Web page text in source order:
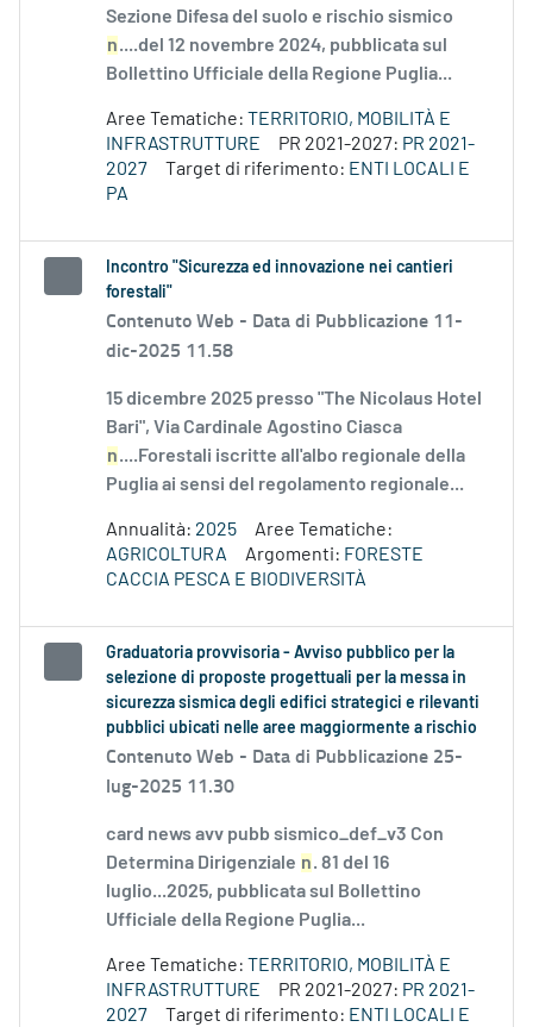
Sezione Difesa del suolo e rischio sismico
n....del 12 novembre 2024, pubblicata sul
Bollettino Ufficiale della Regione Puglia...
Aree Tematiche: TERRITORIO, MOBILITÀ E
INFRASTRUTTURE
PR 2021-2027: PR 2021-
2027
Target di riferimento: ENTI LOCALI E
PA
Incontro "Sicurezza ed innovazione nei cantieri
forestali"
Contenuto Web - Data di Pubblicazione 11-
dic-2025 11.58
15 dicembre 2025 presso "The Nicolaus Hotel
Bari", Via Cardinale Agostino Ciasca
n....Forestali iscritte all'albo regionale della
Puglia ai sensi del regolamento regionale...
Annualità: 2025
Aree Tematiche:
AGRICOLTURA
Argomenti: FORESTE
CACCIA PESCA E BIODIVERSITÀ
Graduatoria provvisoria - Avviso pubblico per la
selezione di proposte progettuali per la messa in
sicurezza sismica degli edifici strategici e rilevanti
pubblici ubicati nelle aree maggiormente a rischio
Contenuto Web - Data di Pubblicazione 25-
lug-2025 11.30
card news avv pubb sismico_def_v3 Con
Determina Dirigenziale n. 81 del 16
luglio...2025, pubblicata sul Bollettino
Ufficiale della Regione Puglia...
Aree Tematiche: TERRITORIO, MOBILITÀ E
INFRASTRUTTURE
PR 2021-2027: PR 2021-
2027
Target di riferimento: ENTI LOCALI E